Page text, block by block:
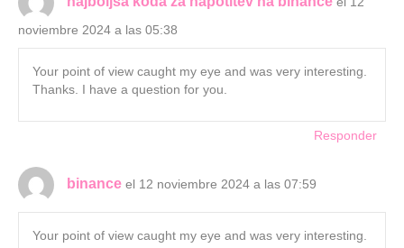
noviembre 2024 a las 05:38
Your point of view caught my eye and was very interesting.
Thanks. I have a question for you.
Responder
binance el 12 noviembre 2024 a las 07:59
Your point of view caught my eye and was very interesting.